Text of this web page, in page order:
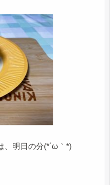
、明日の分(*´ω｀*)